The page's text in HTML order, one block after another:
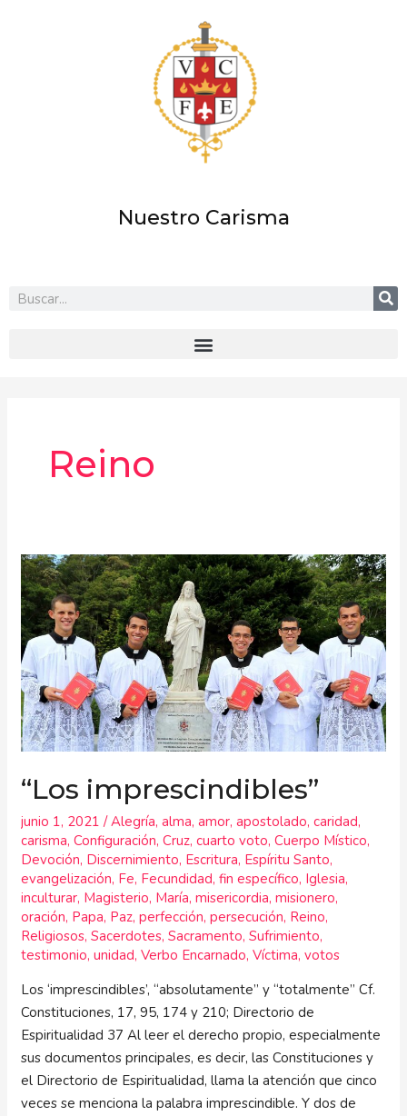
Nuestro Carisma
Reino
“Los imprescindibles”
junio 1, 2021/Alegría,alma,amor,apostolado,caridad,
carisma,Configuración,Cruz,cuarto voto,Cuerpo Místico,
Devoción, Discernimiento, Escritura, Espíritu Santo,
evangelización, Fe, Fecundidad,fin específico, Iglesia,
inculturar, Magisterio, María,misericordia,misionero,
oración, Papa, Paz,perfección,persecución, Reino,
Religiosos,Sacerdotes,Sacramento,Sufrimiento,
testimonio,unidad,Verbo Encarnado,Víctima,votos
Los ‘imprescindibles’, “absolutamente” y “totalmente” Cf.
Constituciones, 17, 95, 174 y 210; Directorio de
Espiritualidad 37 Al leer el derecho propio, especialmente
sus documentos principales, es decir, las Constituciones y
el Directorio de Espiritualidad, llama la atención que cinco
veces se menciona la palabra imprescindible. Y dos de
“Los
imprescindibles”